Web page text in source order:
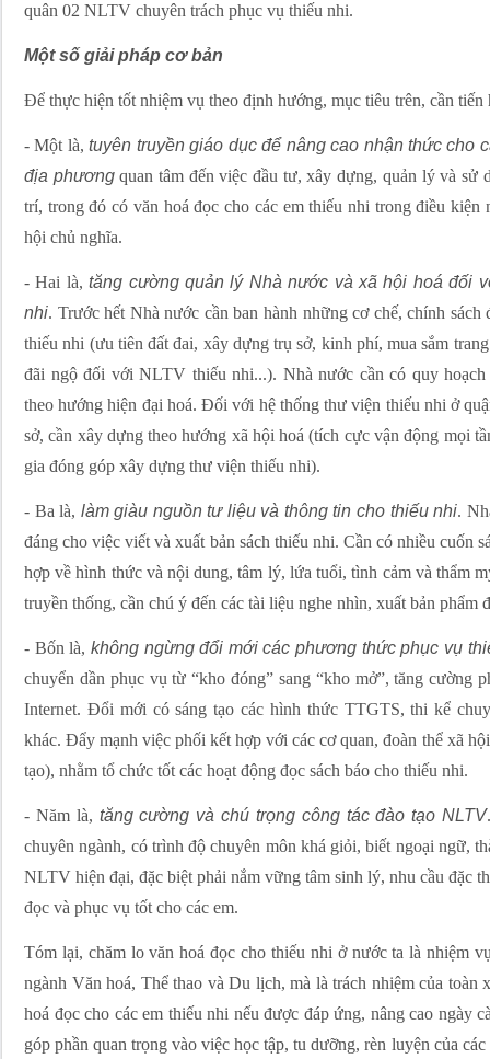
quân 02 NLTV chuyên trách phục vụ thiếu nhi.
Một số giải pháp cơ bản
Để thực hiện tốt nhiệm vụ theo định hướng, mục tiêu trên, cần tiến
- Một là,tuyên truyền giáo dục để nâng cao nhận thức cho
địa phươngquan tâm đến việc đầu tư, xây dựng, quản lý và sử
trí, trong đó có văn hoá đọc cho các em thiếu nhi trong điều
hội chủ nghĩa.
- Hai là,tăng cường quản lý Nhà nước và xã hội hoá đối
nhi. Trước hết Nhà nước cần ban hành những cơ chế, chính
thiếu nhi (ưu tiên đất đai, xây dựng trụ sở, kinh phí, mua sắm
đãi ngộ đối với NLTV thiếu nhi...). Nhà nước cần có quy
theo hướng hiện đại hoá. Đối với hệ thống thư viện thiếu nhi ở
sở, cần xây dựng theo hướng xã hội hoá (tích cực vận động mọi
gia đóng góp xây dựng thư viện thiếu nhi).
- Ba là, làm giàu nguồn tư liệu và thông tin cho thiếu nhi.
đáng cho việc viết và xuất bản sách thiếu nhi. Cần có nhiều cuốn
hợp về hình thức và nội dung, tâm lý, lứa tuổi, tình cảm và thẩm
truyền thống, cần chú ý đến các tài liệu nghe nhìn, xuất bản
- Bốn là, không ngừng đổi mới các phương thức phục vụ
chuyển dần phục vụ từ “kho đóng” sang “kho mở”, tăng cường
Internet. Đổi mới có sáng tạo các hình thức TTGTS, thi kể
khác. Đẩy mạnh việc phối kết hợp với các cơ quan, đoàn thể xã
tạo), nhằm tổ chức tốt các hoạt động đọc sách báo cho thiếu nhi.
- Năm là, tăng cường và chú trọng công tác đào tạo NLTV
chuyên ngành, có trình độ chuyên môn khá giỏi, biết ngoại ngữ,
NLTV hiện đại, đặc biệt phải nắm vững tâm sinh lý, nhu cầu đặc
đọc và phục vụ tốt cho các em.
Tóm lại, chăm lo văn hoá đọc cho thiếu nhi ở nước ta là nhiệm
ngành Văn hoá, Thể thao và Du lịch, mà là trách nhiệm của toàn
hoá đọc cho các em thiếu nhi nếu được đáp ứng, nâng cao ngày
góp phần quan trọng vào việc học tập, tu dưỡng, rèn luyện của